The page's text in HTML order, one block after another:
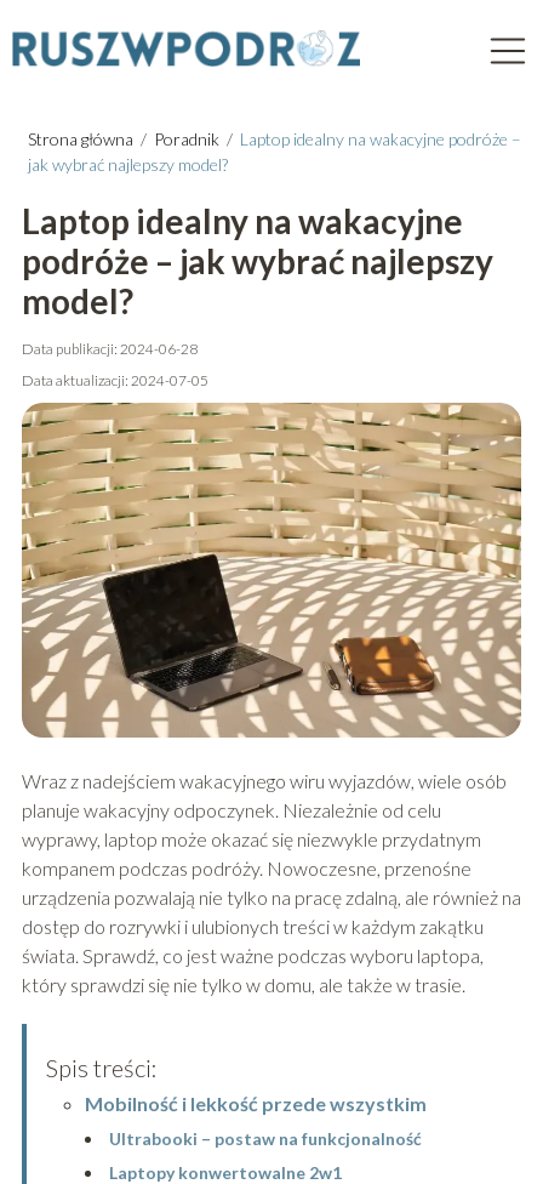
Strona główna / Poradnik / Laptop idealny na wakacyjne podróże –
jak wybrać najlepszy model?
Laptop idealny na wakacyjne
podróże – jak wybrać najlepszy
model?
Data publikacji: 2024-06-28
Data aktualizacji: 2024-07-05
Wraz z nadejściem wakacyjnego wiru wyjazdów, wiele osób
planuje wakacyjny odpoczynek. Niezależnie od celu
wyprawy, laptop może okazać się niezwykle przydatnym
kompanem podczas podróży. Nowoczesne, przenośne
urządzenia pozwalają nie tylko na pracę zdalną, ale również na
dostęp do rozrywki i ulubionych treści w każdym zakątku
świata. Sprawdź, co jest ważne podczas wyboru laptopa,
który sprawdzi się nie tylko w domu, ale także w trasie.
Spis treści:
Mobilność i lekkość przede wszystkim
Ultrabooki – postaw na funkcjonalność
Laptopy konwertowalne 2w1